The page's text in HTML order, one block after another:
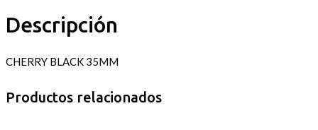
Descripción
CHERRY BLACK 35MM
Productos relacionados